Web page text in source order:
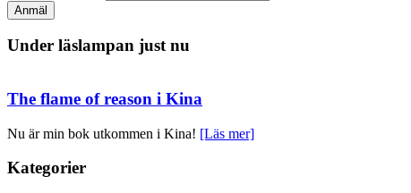
Under läslampan just nu
The flame of reason i Kina
Nu är min bok utkommen i Kina! [Läs mer]
Kategorier